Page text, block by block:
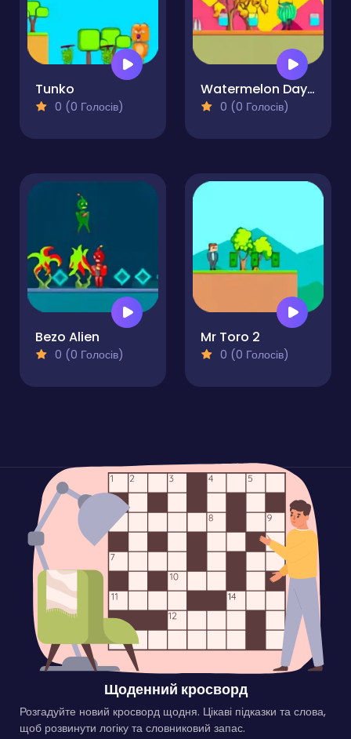
Tunko
0 (0 Голосів)
Watermelon Day 2
0 (0 Голосів)
Bezo Alien
0 (0 Голосів)
Mr Toro 2
0 (0 Голосів)
Щоденний кросворд
Розгадуйте новий кросворд щодня. Цікаві підказки та слова,
щоб розвинути логіку та словниковий запас.